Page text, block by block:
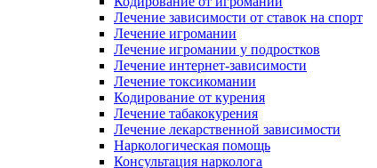
Лечение зависимости от ставок на спорт
Лечение игромании
Лечение игромании у подростков
Лечение интернет-зависимости
Лечение токсикомании
Кодирование от курения
Лечение табакокурения
Лечение лекарственной зависимости
Наркологическая помощь
Консультация нарколога